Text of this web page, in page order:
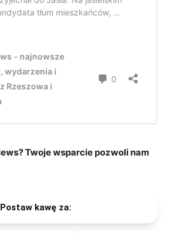
Twoje wsparcie pozwoli nam
Postaw kawę za: